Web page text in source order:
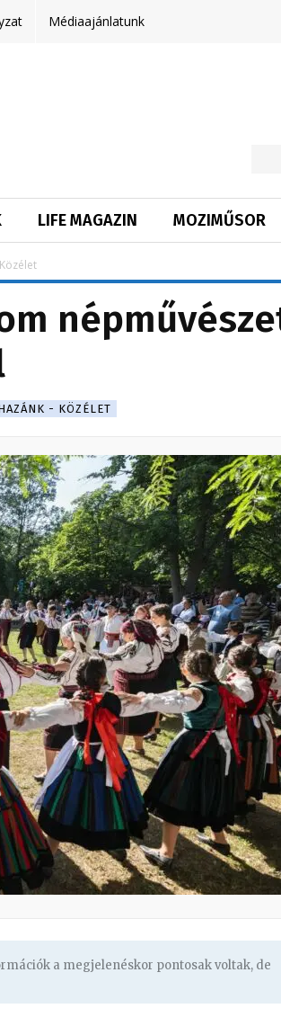
Médiaajánlatunk
LIFE MAGAZIN MOZIMŰSOR
- KÖZÉLET
a megjelenéskor pontosak voltak, de